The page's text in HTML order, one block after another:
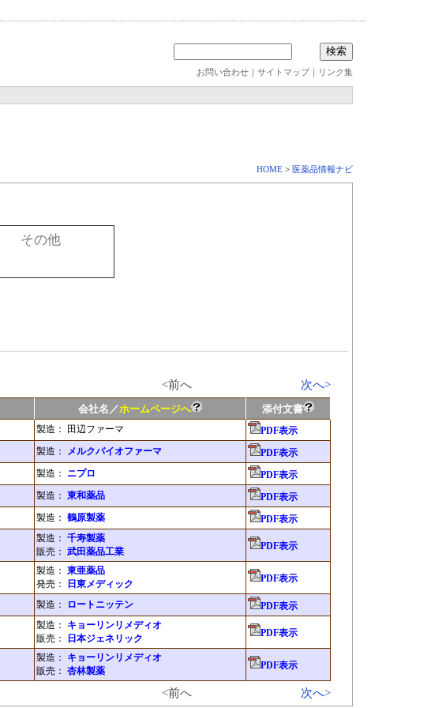
お問い合わせ ｜ サイトマップ｜ リンク集
HOME > 医薬品情報ナビ
その他
<前へ 次へ>
会社名／ホームページへ
添付文書
製造： 田辺ファーマ
PDF表示
製造： メルクバイオファーマ
PDF表示
製造： ニプロ
PDF表示
製造： 東和薬品
PDF表示
製造： 鶴原製薬 PDF表示
製造： 千寿製薬
販売： 武田薬品工業 PDF表示
製造： 東亜薬品
発売：
日東メディック PDF表示
製造： ロートニッテン PDF表示
製造： キョーリンリメディオ
販売：
日本ジェネリック PDF表示
製造： キョーリンリメディオ
販売： 杏林製薬 PDF表示
<前へ 次へ>